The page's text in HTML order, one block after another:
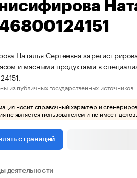
Наталья Сергеевна
и мясными продуктами в
из публичных государственных источников.
носит справочный характер и
не является пользователем и не имеет
страницей
деятельности